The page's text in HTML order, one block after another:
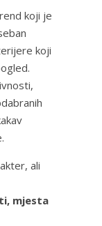
koji je
koji
ali
mjesta